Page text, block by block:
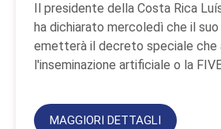
Il presidente della Costa Rica
ha dichiarato mercoledì che il
emetterà il decreto speciale che
l'inseminazione artificiale o la
MAGGIORI DETTAGLI